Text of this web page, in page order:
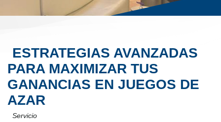
ESTRATEGIAS AVANZADAS
PARA MAXIMIZAR TUS
GANANCIAS EN JUEGOS DE
AZAR
Servicio